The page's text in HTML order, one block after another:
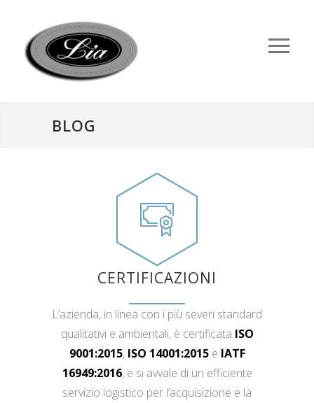
BLOG
CERTIFICAZIONI
L’azienda, in linea con i più severi standard
qualitativi e ambientali, è certificata ISO
9001:2015, ISO 14001:2015e IATF
16949:2016, e si avvale di un efficiente
servizio logistico per l’acquisizione e la